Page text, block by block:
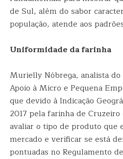
de Sul, além do sabor
população, atende aos
Uniformidade da farinha
Murielly Nóbrega, analista do
Apoio à Micro e Pequena
que devido à Indicação
2017 pela farinha de
avaliar o tipo de produto que
mercado e verificar se está
pontuadas no Regulamento